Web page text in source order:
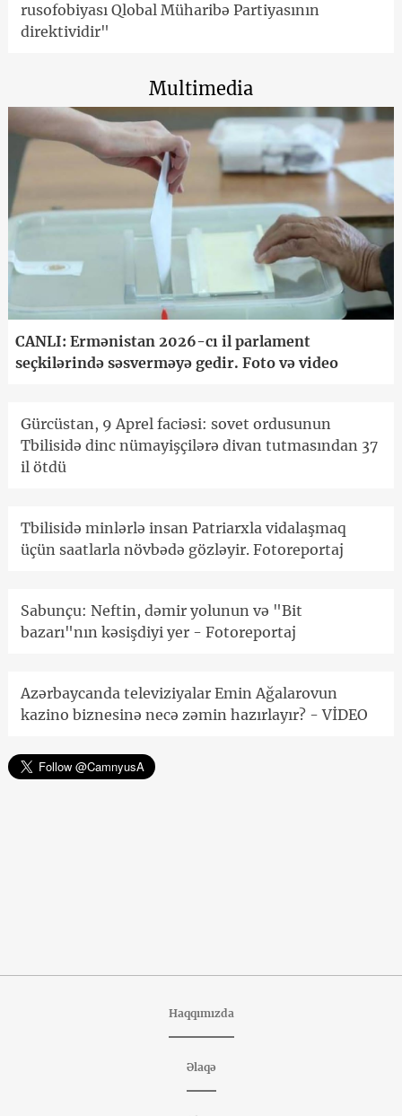
rusofobiyası Qlobal Müharibə Partiyasının
direktividir"
Multimedia
CANLI: Ermənistan 2026-cı il parlament
seçkilərində səsverməyə gedir. Foto və video
Gürcüstan, 9 Aprel faciəsi: sovet ordusunun
Tbilisidə dinc nümayişçilərə divan tutmasından 37
il ötdü
Tbilisidə minlərlə insan Patriarxla vidalaşmaq
üçün saatlarla növbədə gözləyir. Fotoreportaj
Sabunçu: Neftin, dəmir yolunun və "Bit
bazarı"nın kəsişdiyi yer - Fotoreportaj
Azərbaycanda televiziyalar Emin Ağalarovun
kazino biznesinə necə zəmin hazırlayır? - VİDEO
Haqqımızda
Əlaqə